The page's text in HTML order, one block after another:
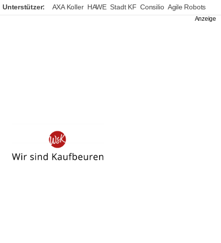
Unterstützer: AXA Koller HAWE Stadt KF Consilio Agile Robots